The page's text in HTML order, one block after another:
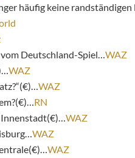
häufig keine randständigen
Deutschland-Spiel… WAZ
WAZ
WAZ
RN
WAZ
WAZ
WAZ